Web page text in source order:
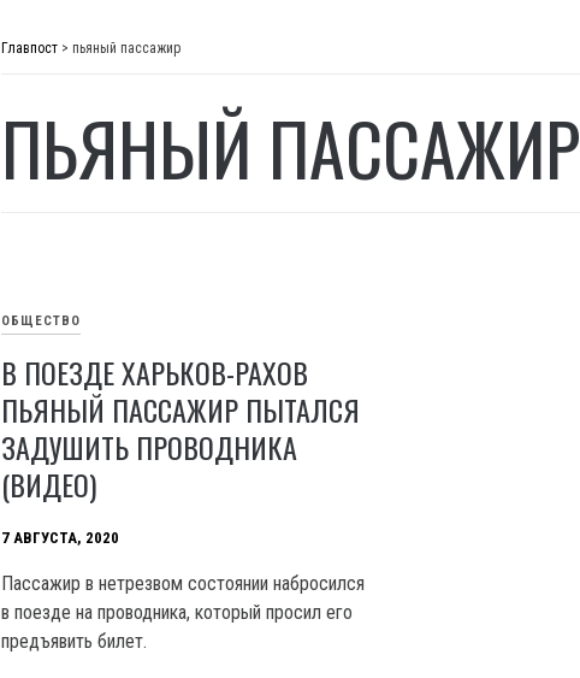
Главпост > пьяный пассажир
ПЬЯНЫЙ ПАССАЖИР
ОБЩЕСТВО
В ПОЕЗДЕ ХАРЬКОВ-РАХОВ
ПЬЯНЫЙ ПАССАЖИР ПЫТАЛСЯ
ЗАДУШИТЬ ПРОВОДНИКА
(ВИДЕО)
7 АВГУСТА, 2020
Пассажир в нетрезвом состоянии набросился
в поезде на проводника, который просил его
предъявить билет.